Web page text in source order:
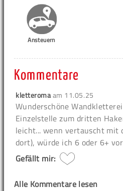
Ansteuern
Kommentare
kletteromaam 11.05.25
Wunderschöne
Einzelstelle zum dritten
leicht... wenn vertauscht mit
dort), würde ich 6 oder 6+
Gefällt mir:
Alle Kommentare lesen